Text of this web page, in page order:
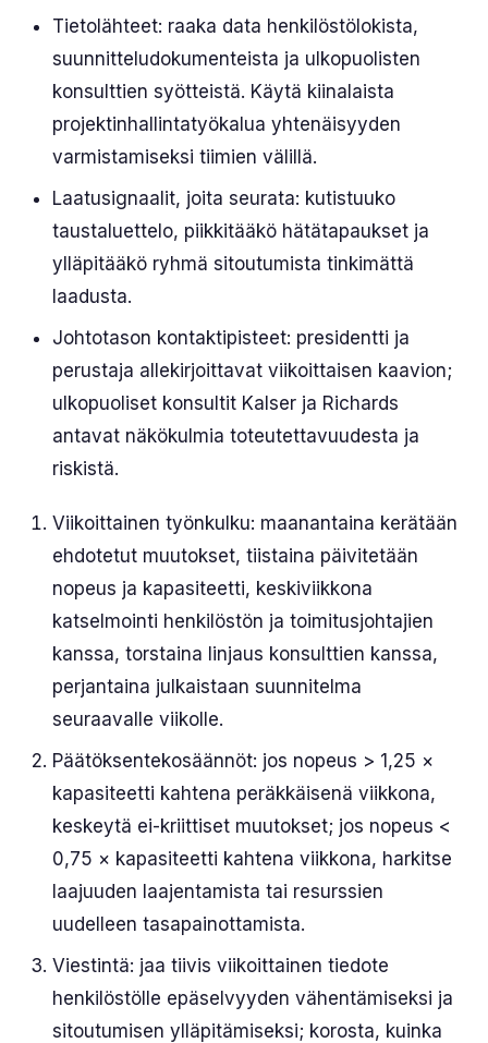
Tietolähteet: raaka data henkilöstölokista,
suunnitteludokumenteista ja ulkopuolisten
konsulttien syötteistä. Käytä kiinalaista
projektinhallintatyökalua yhtenäisyyden
varmistamiseksi tiimien välillä.
Laatusignaalit, joita seurata: kutistuuko
taustaluettelo, piikkitääkö hätätapaukset ja
ylläpitääkö ryhmä sitoutumista tinkimättä
laadusta.
Johtotason kontaktipisteet: presidentti ja
perustaja allekirjoittavat viikoittaisen kaavion;
ulkopuoliset konsultit Kalser ja Richards
antavat näkökulmia toteutettavuudesta ja
riskistä.
Viikoittainen työnkulku: maanantaina kerätään
ehdotetut muutokset, tiistaina päivitetään
nopeus ja kapasiteetti, keskiviikkona
katselmointi henkilöstön ja toimitusjohtajien
kanssa, torstaina linjaus konsulttien kanssa,
perjantaina julkaistaan suunnitelma
seuraavalle viikolle.
Päätöksentekosäännöt: jos nopeus > 1,25 ×
kapasiteetti kahtena peräkkäisenä viikkona,
keskeytä ei-kriittiset muutokset; jos nopeus <
0,75 × kapasiteetti kahtena viikkona, harkitse
laajuuden laajentamista tai resurssien
uudelleen tasapainottamista.
Viestintä: jaa tiivis viikoittainen tiedote
henkilöstölle epäselvyyden vähentämiseksi ja
sitoutumisen ylläpitämiseksi; korosta, kuinka